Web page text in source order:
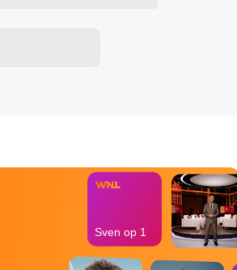
Sven op 1